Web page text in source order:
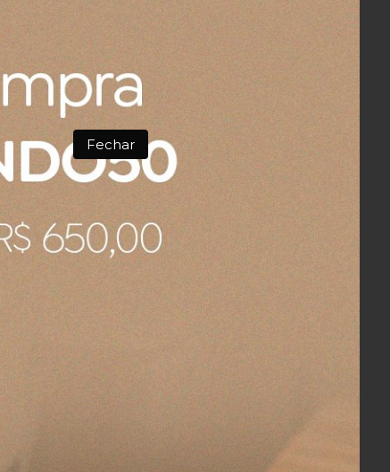
pode variar de acordo com a interação do
Tamanho:
Fechar